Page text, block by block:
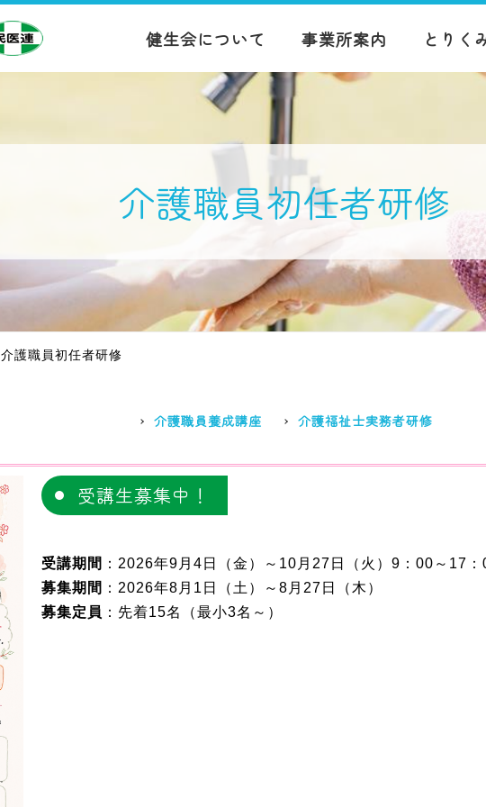
健生会について 事業所案内 とりく
介護職員初任者研修
介護職員初任者研修
介護職員養成講座 介護福祉士実務者研修
受講生募集中！
受講期間 ：2026年9月4日（金）～10月27日（火）9：00～17：
募集期間 ：2026年8月1日（土）～8月27日（木）
募集定員 ：先着15名（最小3名～）